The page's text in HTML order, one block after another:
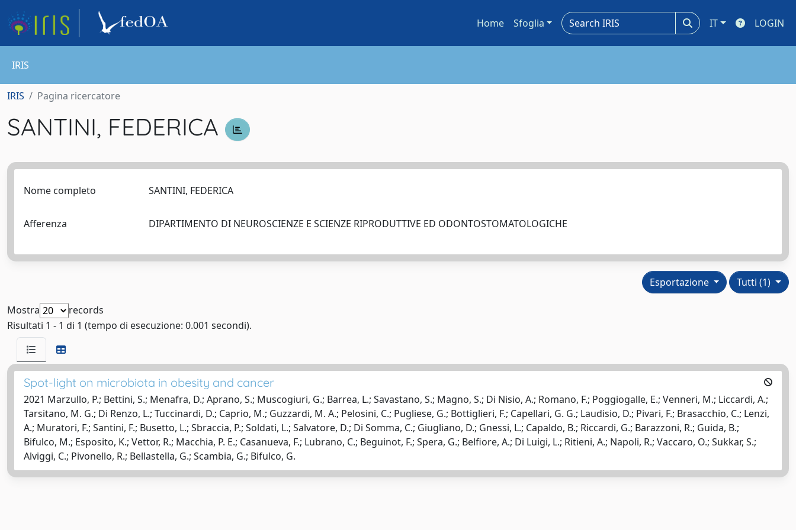
Home Sfoglia IT LOGIN
IRIS
IRIS Pagina ricercatore
SANTINI, FEDERICA
Nome completo SANTINI, FEDERICA
Afferenza DIPARTIMENTO DI NEUROSCIENZE E SCIENZE RIPRODUTTIVE ED ODONTOSTOMATOLOGICHE
Tutti (1)
Esportazione
Mostra
records
Risultati 1 - 1 di 1 (tempo di esecuzione: 0.001 secondi).
Spot-light on microbiota in obesity and cancer
2021 Marzullo, P.; Bettini, S.; Menafra, D.; Aprano, S.; Muscogiuri, G.; Barrea, L.; Savastano, S.; Magno, S.; Di Nisio, A.; Romano, F.; Poggiogalle, E.; Venneri, M.; Liccardi, A.;
Tarsitano, M. G.; Di Renzo, L.; Tuccinardi, D.; Caprio, M.; Guzzardi, M. A.; Pelosini, C.; Pugliese, G.; Bottiglieri, F.; Capellari, G. G.; Laudisio, D.; Pivari, F.; Brasacchio, C.; Lenzi,
A.; Muratori, F.; Santini, F.; Busetto, L.; Sbraccia, P.; Soldati, L.; Salvatore, D.; Di Somma, C.; Giugliano, D.; Gnessi, L.; Capaldo, B.; Riccardi, G.; Barazzoni, R.; Guida, B.;
Bifulco, M.; Esposito, K.; Vettor, R.; Macchia, P. E.; Casanueva, F.; Lubrano, C.; Beguinot, F.; Spera, G.; Belfiore, A.; Di Luigi, L.; Ritieni, A.; Napoli, R.; Vaccaro, O.; Sukkar, S.;
Alviggi, C.; Pivonello, R.; Bellastella, G.; Scambia, G.; Bifulco, G.